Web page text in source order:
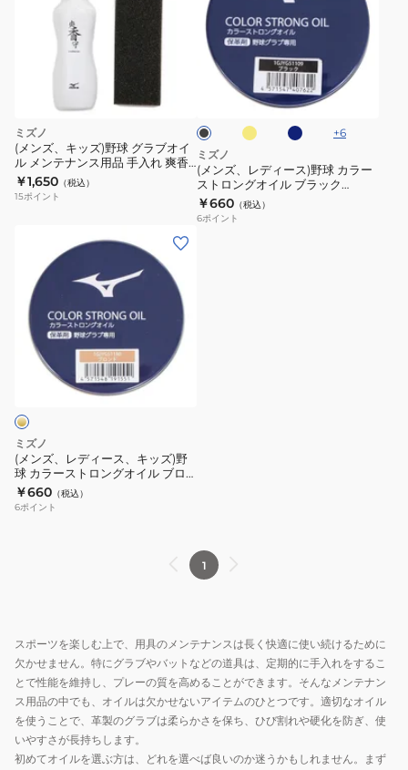
ミズノ
(メンズ、キッズ)野球 グラブオイ
ル メンテナンス用品 手入れ 爽香
守 スーパーリキッド 保革油
1GJYG56200
￥1,650 （税込）
15ポイント
レ
デ
ィ
野
球
カ
ラ
ー
ッ
エ
ロ
ダ
ー
+6
ミズノ
(メンズ、レディース)野球 カラー
ストロングオイル ブラック
1GJYG511 1P
￥660 （税込）
6ポイント
ズ、
キ
ッ
ズ)
野
球
ン
グ
オ
イ
ル
ブ
ミズノ
(メンズ、レディース、キッズ)野
球 カラーストロングオイル ブロ
ンド 1GJYG51180 1P
￥660 （税込）
6ポイント
1
スポーツを楽しむ上で、用具のメンテナンスは長く快適に使い続けるために
欠かせません。特にグラブやバットなどの道具は、定期的に手入れをするこ
とで性能を維持し、プレーの質を高めることができます。そんなメンテナン
ス用品の中でも、オイルは欠かせないアイテムのひとつです。適切なオイル
を使うことで、革製のグラブは柔らかさを保ち、ひび割れや硬化を防ぎ、使
いやすさが長持ちします。
初めてオイルを選ぶ方は、どれを選べば良いのか迷うかもしれません。まず